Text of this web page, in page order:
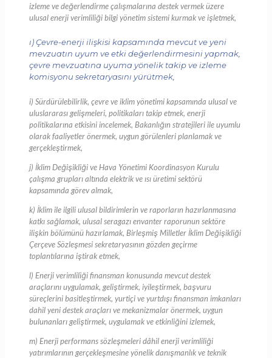
izleme ve değerlendirme çalışmalarına destek vermek üzere
ulusal enerji verimliliği bilgi yönetim sistemi kurmak ve işletmek,
ı) Çevre-enerji ilişkisi kapsamında mevcut ve yeni
mevzuatın uyum ve etki değerlendirmesini yapmak,
çevre mevzuatına uyuma yönelik takip ve izleme
komisyonu sekretaryasını yürütmek,
i) Sürdürülebilirlik, çevre ve iklim yönetimi kapsamında ulusal ve
uluslararası gelişmeleri, politikaları takip etmek, enerji
politikalarına etkisini incelemek, Bakanlığın stratejileri ile uyumlu
olarak faaliyetler önermek, uygun görülenleri planlamak ve
gerçekleştirmek,
j) İklim Değişikliği ve Hava Yönetimi Koordinasyon Kurulu
çalışma grupları altında elektrik ve ısı üretimi sektörü
kapsamında görev almak,
k) İklim ile ilgili ulusal bildirimlerin ve raporların hazırlanmasına
katkı sağlamak, ulusal seragazı envanter raporunun sektöre
ilişkin bölümünü hazırlamak, Birleşmiş Milletler İklim Değişikliği
Çerçeve Sözleşmesi sekretaryasının gözden geçirme
toplantılarına iştirak etmek,
l) Enerji verimliliği finansman konusunda mevcut destek
araçlarını uygulamak, geliştirmek, iyileştirmek, başvuru
süreçlerini basitleştirmek, yurtiçi ve yurtdışı finansman imkanları
dahil yeni destek araçları ve mekanizmalar önermek, uygun
bulunanları geliştirmek, uygulamak ve etkinliğini izlemek,
m) Enerji performans sözleşmeleri dâhil enerji verimliliği
yatırımlarının gerçekleşmesine yönelik danışmanlık ve teknik